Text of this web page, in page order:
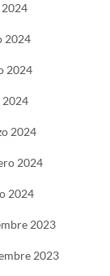
2024
2024
2024
2024
2024
2023
2023